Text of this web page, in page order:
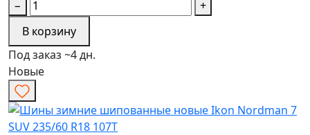
−
+
В корзину
Под заказ ~4 дн.
Новые